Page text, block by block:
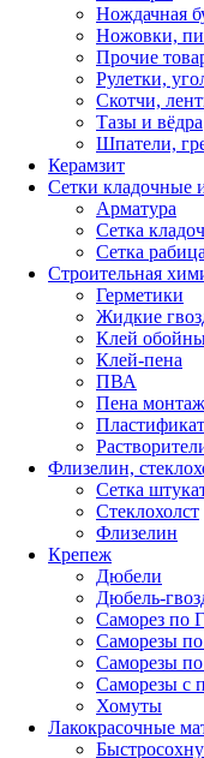
Нождачная
Ножовки,
Прочие
Рулетки,
Скотчи,
Тазы и вёдра
Шпатели,
Керамзит
Сетки кладочные
Арматура
Сетка
Сетка рабица
Строительная
Герметики
Жидкие
Клей
Клей-пена
ПВА
Пена
Флизелин,
Сетка
Стеклохолст
Флизелин
Крепеж
Дюбели
Дюбель-
Саморез по
Саморезы по
Саморезы
Саморезы с
Хомуты
Лакокрасочные